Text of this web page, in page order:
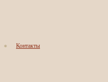
Контакты